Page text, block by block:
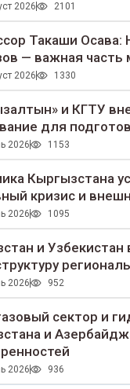
2026 2101
Такаши Осава:
— важная часть
2026 1330
и КГТУ
для
2026 1153
Кыргызстана
кризис и
2026 1095
и
2026 952
сектор и
и
2026 936